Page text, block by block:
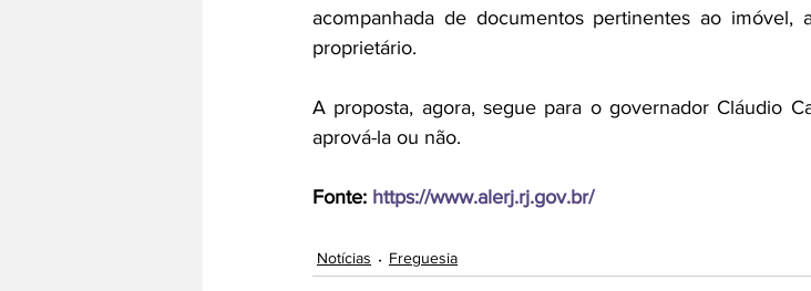
acompanhada de documentos pertinentes ao imóvel,
proprietário.
A proposta, agora, segue para o governador Cláudio
aprová-la ou não.
Fonte: https://www.alerj.rj.gov.br/
Notícias Freguesia